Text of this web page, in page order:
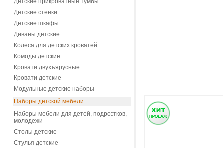
Детские прикроватные тумбы
Детские стенки
Детские шкафы
Диваны детские
Колеса для детских кроватей
Комоды детские
Кровати двухъярусные
Кровати детские
Модульные детские наборы
Наборы детской мебели
Наборы мебели для детей, подростков,
молодежи
Столы детские
Стулья детские